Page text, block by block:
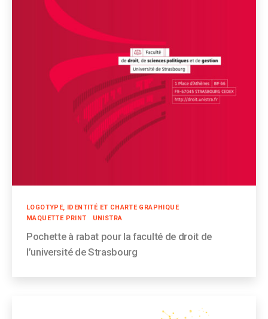
Catégories
LOGOTYPE, IDENTITÉ ET CHARTE GRAPHIQUE
MAQUETTE PRINT
UNISTRA
Pochette à rabat pour la faculté de droit de
l’université de Strasbourg